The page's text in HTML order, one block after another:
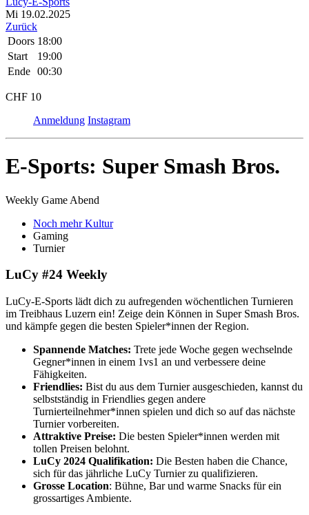
Mi 19.02.2025
Zurück
Doors 18:00
Start
19:00
Ende 00:30
CHF 10
Anmeldung Instagram
E-Sports: Super Smash Bros.
Weekly Game Abend
Noch mehr Kultur
Gaming
Turnier
LuCy #24 Weekly
LuCy-E-Sports lädt dich zu aufregenden wöchentlichen Turnieren
im Treibhaus Luzern ein! Zeige dein Können in Super Smash Bros.
und kämpfe gegen die besten Spieler*innen der Region.
Spannende Matches: Trete jede Woche gegen wechselnde
Gegner*innen in einem 1vs1 an und verbessere deine
Fähigkeiten.
Friendlies: Bist du aus dem Turnier ausgeschieden, kannst du
selbstständig in Friendlies gegen andere
Turnierteilnehmer*innen spielen und dich so auf das nächste
Turnier vorbereiten.
Attraktive Preise: Die besten Spieler*innen werden mit
tollen Preisen belohnt.
LuCy 2024 Qualifikation: Die Besten haben die Chance,
sich für das jährliche LuCy Turnier zu qualifizieren.
Grosse Location: Bühne, Bar und warme Snacks für ein
grossartiges Ambiente.